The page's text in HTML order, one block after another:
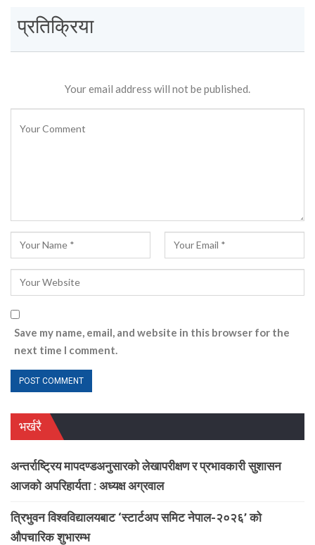
प्रतिक्रिया
Your email address will not be published.
Save my name, email, and website in this browser for the
next time I comment.
भर्खरै
अन्तर्राष्ट्रिय मापदण्डअनुसारको लेखापरीक्षण र प्रभावकारी सुशासन
आजको अपरिहार्यता : अध्यक्ष अग्रवाल
त्रिभुवन विश्वविद्यालयबाट ‘स्टार्टअप समिट नेपाल-२०२६’ को
औपचारिक शुभारम्भ